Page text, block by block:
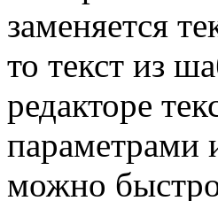
заменяется
то текст из
редакторе
параметрами
можно быстро